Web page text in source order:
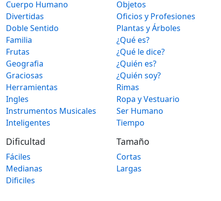
Cuerpo Humano
Divertidas
Doble Sentido
Familia
Frutas
Geografia
Graciosas
Herramientas
Ingles
Instrumentos Musicales
Inteligentes
Objetos
Oficios y Profesiones
Plantas y Árboles
¿Qué es?
¿Qué le dice?
¿Quién es?
¿Quién soy?
Rimas
Ropa y Vestuario
Ser Humano
Tiempo
Dificultad
Fáciles
Medianas
Dificiles
Tamaño
Cortas
Largas